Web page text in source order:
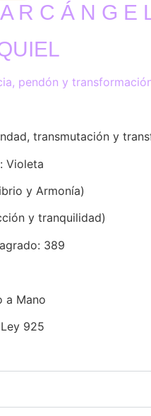
A R C Á N G E
pendón y
transmutación y
Violeta
y Armonía)
y tranquilidad)
389
a Mano
925